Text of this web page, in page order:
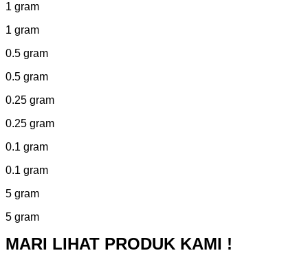
1 gram
1 gram
0.5 gram
0.5 gram
0.25 gram
0.25 gram
0.1 gram
0.1 gram
5 gram
5 gram
MARI LIHAT PRODUK KAMI !